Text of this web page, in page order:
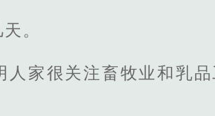
。
家很关注畜牧业和乳品